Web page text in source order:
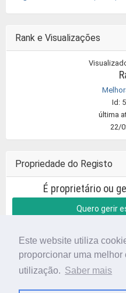
Este website utiliza
proporcionar uma melhor
utilização. Saber mais
Rank e Visualizações
Id:
última
22/
Propriedade do Registo
É proprietário ou
Quero gerir